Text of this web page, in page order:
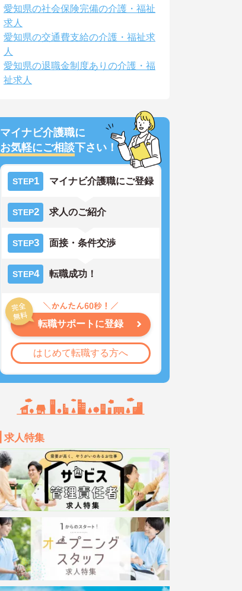
愛知県の社会保険完備の介護・福祉
求人
愛知県の交通費支給の介護・福祉求
人
愛知県の退職金制度ありの介護・福
祉求人
マイナビ介護職に
お気軽にご相談下さい！
STEP1 マイナビ介護職にご登録
STEP2 求人のご紹介
STEP3 面接・条件交渉
STEP4 転職成功！
転職サポートに登録
はじめて転職する方へ
求人特集